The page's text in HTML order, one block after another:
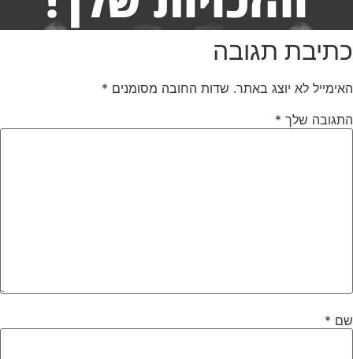
תגובה
לא יוצג באתר. שדות החובה מסומנים *
שלך *
*